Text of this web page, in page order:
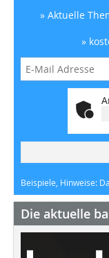
» Aktuelle
»
Beispiele, Hinweise:
Die aktuelle